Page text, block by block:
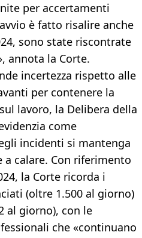
per accertamenti
è fatto risalire anche
sono state riscontrate
annota la Corte.
incertezza rispetto alle
per contenere la
lavoro, la Delibera della
come
incidenti si mantenga
a calare. Con riferimento
la Corte ricorda i
(oltre 1.500 al giorno)
al giorno), con le
che «continuano